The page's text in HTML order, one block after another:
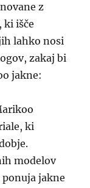
z
ki išče
lahko nosi
zakaj bi
jakne:
ki
modelov
jakne